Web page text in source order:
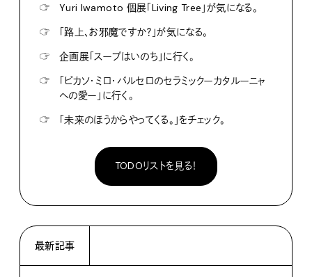
☞
Yuri Iwamoto 個展「Living Tree」が気になる。
☞
「路上、お邪魔ですか？」が気になる。
☞
企画展「スープはいのち」に行く。
☞
「ピカソ・ミロ・バルセロのセラミックーカタルーニャ
への愛ー」に行く。
☞
「未来のほうからやってくる。」をチェック。
TODOリストを見る！
最新記事